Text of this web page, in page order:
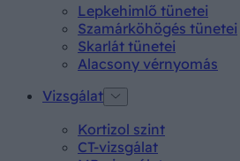
Lepkehimlő tünetei
Szamárköhögés tünetei
Skarlát tünetei
Alacsony vérnyomás
Vizsgálat
Kortizol szint
CT-vizsgálat